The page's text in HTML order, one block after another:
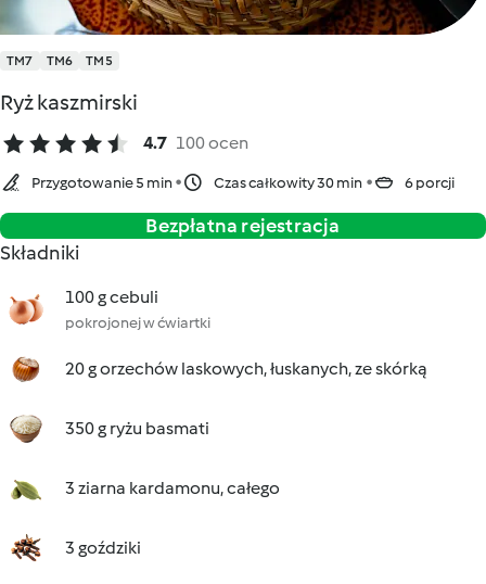
TM7 TM6 TM5
Ryż kaszmirski
4.7 100 ocen
Przygotowanie 5 min Czas całkowity 30 min 6 porcji
Bezpłatna rejestracja
Składniki
100 g cebuli
pokrojonej w ćwiartki
20 g orzechów laskowych, łuskanych, ze skórką
350 g ryżu basmati
3 ziarna kardamonu, całego
3 goździki